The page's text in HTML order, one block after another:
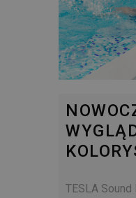
TESLA